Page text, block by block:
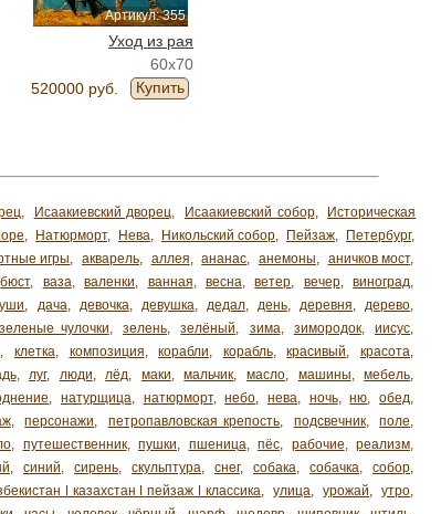
Артикул: 355
Уход из рая
60x70
520000 руб.
Купить
, Исаакиевский дворец, Исаакиевский собор,
Историческая
, Натюрморт, Нева, Никольский собор, Пейзаж, Петербург,
игры, акварель, аллея, ананас, анемоны, аничков мост,
бюст, ваза, валенки, ванная, весна, ветер, вечер, виноград,
, дача, девочка, девушка, дедал, день, деревня, дерево,
зеленые чулочки, зелень, зелёный, зима, зимородок, иисус,
, клетка, композиция, корабли, корабль, красивый, красота,
, луг, люди, лёд, маки, мальчик, масло, машины, мебель,
, натурщица, натюрморт, небо, нева, ночь, ню, обед,
, персонажи, петропавловская крепость, подсвечник, поле,
, путешественник, пушки, пшеница, пёс, рабочие, реализм,
, синий, сирень, скульптура, снег, собака, собачка, собор,
ǀ казахстан ǀ пейзаж ǀ классика, улица, урожай, утро,